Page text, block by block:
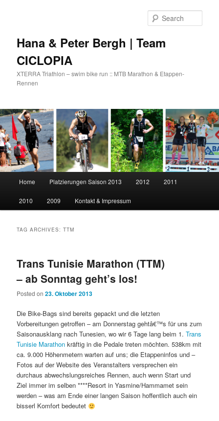
Hana & Peter Bergh | Team
CICLOPIA
XTERRA Triathlon – swim bike run :: MTB Marathon & Etappen-
Rennen
Home Platzierungen Saison 2013 2012 2011
2010 2009 Kontakt & Impressum
TAG ARCHIVES:TTM
Trans Tunisie Marathon (TTM)
– ab Sonntag geht’s los!
Posted on23. Oktober 2013
Die Bike-Bags sind bereits gepackt und die letzten
Vorbereitungen getroffen – am Donnerstag gehtâ€™s für uns zum
Saisonausklang nach Tunesien, wo wir 6 Tage lang beim 1.Trans
Tunisie Marathon kräftig in die Pedale treten möchten. 538km mit
ca. 9.000 Höhenmetern warten auf uns; die Etappeninfos und –
Fotos auf der Website des Veranstalters versprechen ein
durchaus abwechslungsreiches Rennen, auch wenn Start und
Ziel immer im selben ****Resort in Yasmine/Hammamet sein
werden – was am Ende einer langen Saison hoffentlich auch ein
bisserl Komfort bedeutet